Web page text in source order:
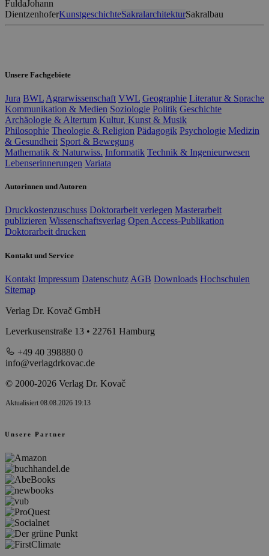
FuldaJohann
DientzenhoferKunstgeschichteSakralarchitekturSakralbau
Unsere Fachgebiete
Jura BWL Agrarwissenschaft VWL Geographie Literatur & Sprache
Kommunikation & Medien Soziologie Politik Geschichte
Archäologie & Altertum Kultur, Kunst & Musik
Philosophie Theologie & Religion Pädagogik Psychologie Medizin
& Gesundheit Sport & Bewegung
Mathematik & Naturwiss. Informatik Technik & Ingenieurwesen
Lebenserinnerungen Variata
Autorinnen und Autoren
Druckkostenzuschuss Doktorarbeit verlegen Masterarbeit
publizieren Wissenschaftsverlag Open Access-Publikation
Doktorarbeit drucken
Kontakt und Service
Kontakt Impressum Datenschutz AGB Downloads Hochschulen
Sitemap
Verlag Dr. Kovač GmbH
Leverkusenstraße 13 • 22761 Hamburg
+49 40 398880 0
info@verlagdrkovac.de
© 2000-2026 Verlag Dr. Kovač
Aktualisiert 08.08.2026 19:13
Unsere Partner